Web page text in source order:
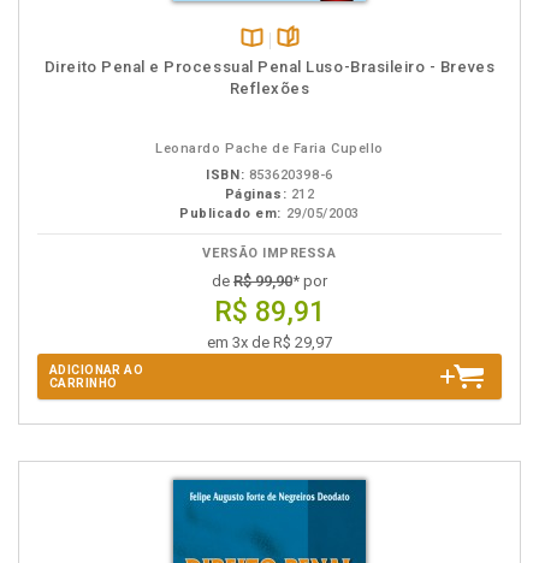
Disponível
na
páginas
Direito Penal e Processual Penal Luso-Brasileiro - Breves
Reflexões
Leonardo Pache de Faria Cupello
ISBN: 853620398-6
Páginas: 212
Publicado em: 29/05/2003
VERSÃO IMPRESSA
de R$ 99,90* por
R$ 89,91
em 3x de R$ 29,97
ADICIONAR AO
CARRINHO